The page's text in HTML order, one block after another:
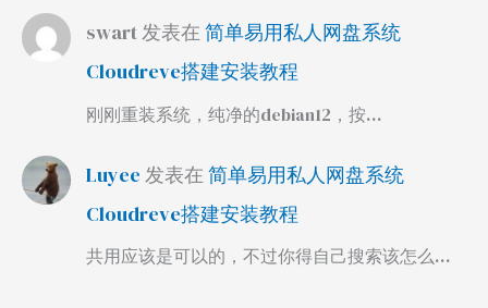
swart发表在 简单易用私人网盘系统
Cloudreve搭建安装教程
刚刚重装系统，纯净的debian12，按…
Luyee 发表在 简单易用私人网盘系统
Cloudreve搭建安装教程
共用应该是可以的，不过你得自己搜索该怎么…